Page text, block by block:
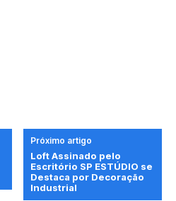
Próximo artigo
Loft Assinado pelo
Escritório SP ESTÚDIO se
Destaca por Decoração
Industrial